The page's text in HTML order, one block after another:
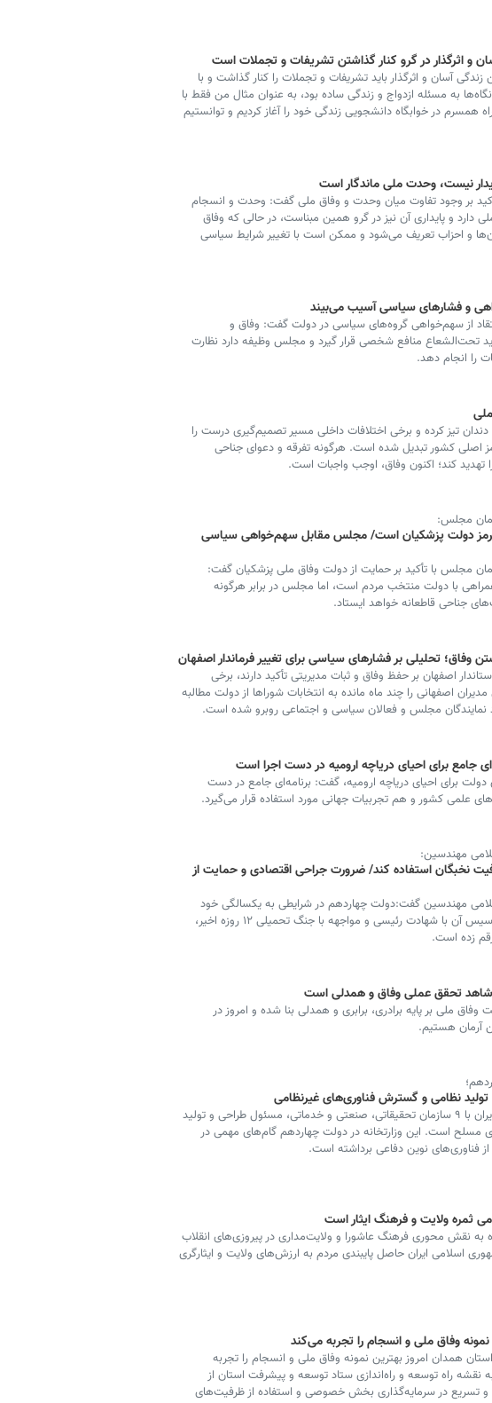
و اثرگذار در گرو کنار گذاشتن تشریفات و تجملات است
آسان و اثرگذار باید تشریفات و تجملات را کنار گذاشت و با
به مسئله ازدواج و زندگی ساده بود، به عنوان مثال من فقط با
همسرم در خوابگاه دانشجویی زندگی خود را آغاز کردیم و توانستیم
نیست، وحدت ملی ماندگار است
بر وجود تفاوت میان وحدت و وفاق ملی گفت: وحدت و انسجام
دارد و پایداری آن نیز در گرو همین مبناست، در حالی که وفاق
و احزاب تعریف می‌شود و ممکن است با تغییر شرایط سیاسی
و فشارهای سیاسی آسیب می‌بیند
از سهم‌خواهی گروه‌های سیاسی در دولت گفت: وفاق و
تحت‌الشعاع منافع شخصی قرار گیرد و مجلس وظیفه دارد نظارت
را انجام دهد.
تیز کرده و برخی اختلافات داخلی مسیر تصمیم‌گیری درست را
اصلی کشور تبدیل شده است. هرگونه تفرقه و دعوای جناحی
تهدید کند؛ اکنون وفاق، اوجب واجبات است.
مجلس:
دولت پزشکیان است/ مجلس مقابل سهم‌خواهی سیاسی
مجلس با تأکید بر حمایت از دولت وفاق ملی پزشکیان گفت:
با دولت منتخب مردم است، اما مجلس در برابر هرگونه
جناحی قاطعانه خواهد ایستاد.
وفاق؛ تحلیلی بر فشارهای سیاسی برای تغییر فرماندار اصفهان
اصفهان بر حفظ وفاق و ثبات مدیریتی تأکید دارند، برخی
اصفهانی را چند ماه مانده به انتخابات شوراها از دولت مطالبه
نمایندگان مجلس و فعالان سیاسی و اجتماعی روبرو شده است.
جامع برای احیای دریاچه ارومیه در دست اجرا است
دولت برای احیای دریاچه ارومیه، گفت: برنامه‌ای جامع در دست
علمی کشور و هم تجربیات جهانی مورد استفاده قرار می‌گیرد.
مهندسین:
نخبگان استفاده کند/ ضرورت جراحی اقتصادی و حمایت از
مهندسین گفت:دولت چهاردهم در شرایطی به یکسالگی خود
نزدیک می‌شود که همزمانی تأسیس آن با شهادت رئیسی و مواجهه با جنگ تحمیلی ۱۲ روزه اخیر،
زده است.
تحقق عملی وفاق و همدلی است
ملی بر پایه برادری، برابری و همدلی بنا شده و امروز در
آرمان هستیم.
وزارت دفاع جمهوری اسلامی ایران با ۹ سازمان تحقیقاتی، صنعتی و خدماتی، مسئول طراحی و تولید
مسلح است. این وزارتخانه در دولت چهاردهم گام‌های مهمی در
از فناوری‌های نوین دفاعی برداشته است.
ثمره ولایت و فرهنگ ایثار است
به نقش محوری فرهنگ عاشورا و ولایت‌مداری در پیروزی‌های انقلاب
اسلامی ایران حاصل پایبندی مردم به ارزش‌های ولایت و ایثارگری
وفاق ملی و انسجام را تجربه می‌کند
استان همدان امروز بهترین نمونه وفاق ملی و انسجام را تجربه
راه توسعه و راه‌اندازی ستاد توسعه و پیشرفت استان از
و تسریع در سرمایه‌گذاری بخش خصوصی و استفاده از ظرفیت‌های